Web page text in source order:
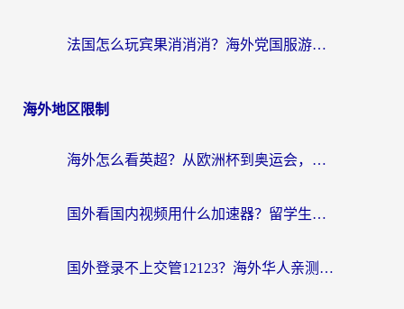
法国怎么玩宾果消消消？海外党国服游戏加速器终极指南（附漫威召唤与合成解决办法）
海外地区限制
海外怎么看英超？从欧洲杯到奥运会，一份让你不卡壳的中文解说观看指南
国外看国内视频用什么加速器？留学生和海外华人的实用指南
国外登录不上交管12123？海外华人亲测有效的回国加速器选择指南